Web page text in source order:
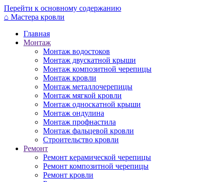
Перейти к основному содержанию
⌂ Мастера кровли
Главная
Монтаж
Монтаж водостоков
Монтаж двускатной крыши
Монтаж композитной черепицы
Монтаж кровли
Монтаж металлочерепицы
Монтаж мягкой кровли
Монтаж односкатной крыши
Монтаж ондулина
Монтаж профнастила
Монтаж фальцевой кровли
Строительство кровли
Ремонт
Ремонт керамической черепицы
Ремонт композитной черепицы
Ремонт кровли